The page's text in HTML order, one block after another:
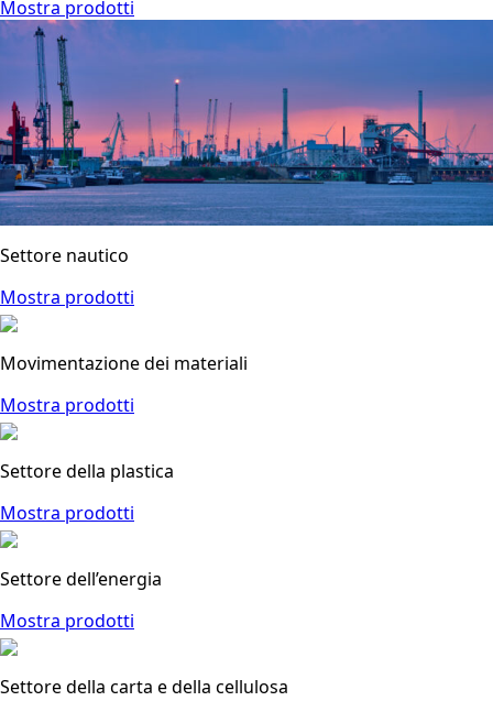
Mostra prodotti
Settore nautico
Mostra prodotti
Movimentazione dei materiali
Mostra prodotti
Settore della plastica
Mostra prodotti
Settore dell’energia
Mostra prodotti
Settore della carta e della cellulosa